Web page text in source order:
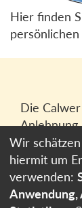
Hier finden
Die
Anlehnung
heutigen
GmbHin
Wir
hiermit um
verwenden:
Anwendung,